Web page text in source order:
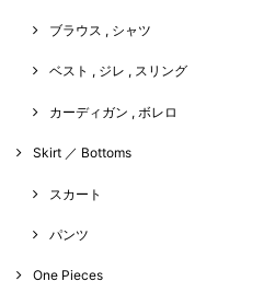
ブラウス , シャツ
ベスト , ジレ , スリング
カーディガン , ボレロ
Skirt ／ Bottoms
スカート
パンツ
One Pieces